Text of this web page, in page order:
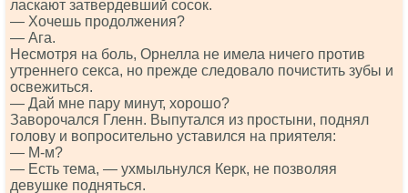
ласкают затвердевший сосок.
— Хочешь продолжения?
— Ага.
Несмотря на боль, Орнелла не имела ничего против
утреннего секса, но прежде следовало почистить зубы и
освежиться.
— Дай мне пару минут, хорошо?
Заворочался Гленн. Выпутался из простыни, поднял
голову и вопросительно уставился на приятеля:
— М-м?
— Есть тема, — ухмыльнулся Керк, не позволяя
девушке подняться.